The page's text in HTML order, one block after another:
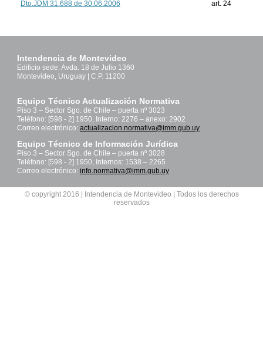
Dto.JDM 31.688 de 30.06.2006 art. 24
Intendencia de Montevideo
Edificio sede: Avda. 18 de Julio 1360
Montevideo, Uruguay | C.P. 11200
Equipo Técnico Actualización Normativa
Piso 3 – Sector Sgo. de Chile – puerta nº 3023
Teléfono: [598 - 2] 1950, Interno: 2276 – anexo: 2902
Correo electrónico: actualizacion.normativa@imm.gub.uy
Equipo Técnico de Información Jurídica
Piso 3 – Sector Sgo. de Chile – puerta nº 3028
Teléfono: [598 - 2] 1950, Internos: 1538 – 2265
Correo electrónico: info.normativa@imm.gub.uy
© copyright 2016 | Intendencia de Montevideo | Todos los derechos
reservados